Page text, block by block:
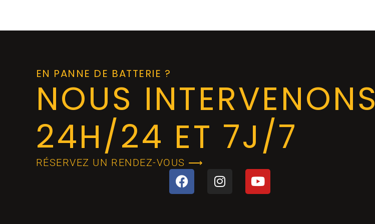
EN PANNE DE BATTERIE ?
NOUS INTERVENONS
24H/24 ET 7J/7
RÉSERVEZ UN RENDEZ-VOUS ⟶